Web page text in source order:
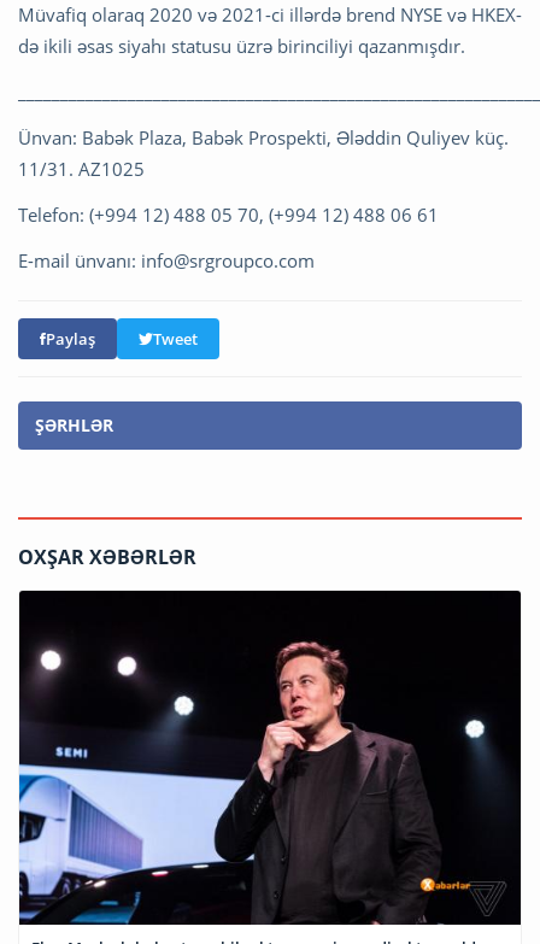
Müvafiq olaraq 2020 və 2021-ci illərdə brend NYSE və HKEX-
də ikili əsas siyahı statusu üzrə birinciliyi qazanmışdır.
Ünvan: Babək Plaza, Babək Prospekti, Ələddin Quliyev küç.
11/31. AZ1025
Telefon: (+994 12) 488 05 70, (+994 12) 488 06 61
E-mail ünvanı: info@srgroupco.com
Paylaş Tweet
ŞƏRHLƏR
OXŞAR XƏBƏRLƏR